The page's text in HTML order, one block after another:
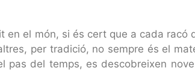
en el món, si és cert que a cada
per tradició, no sempre és el
del temps, es descobreixen